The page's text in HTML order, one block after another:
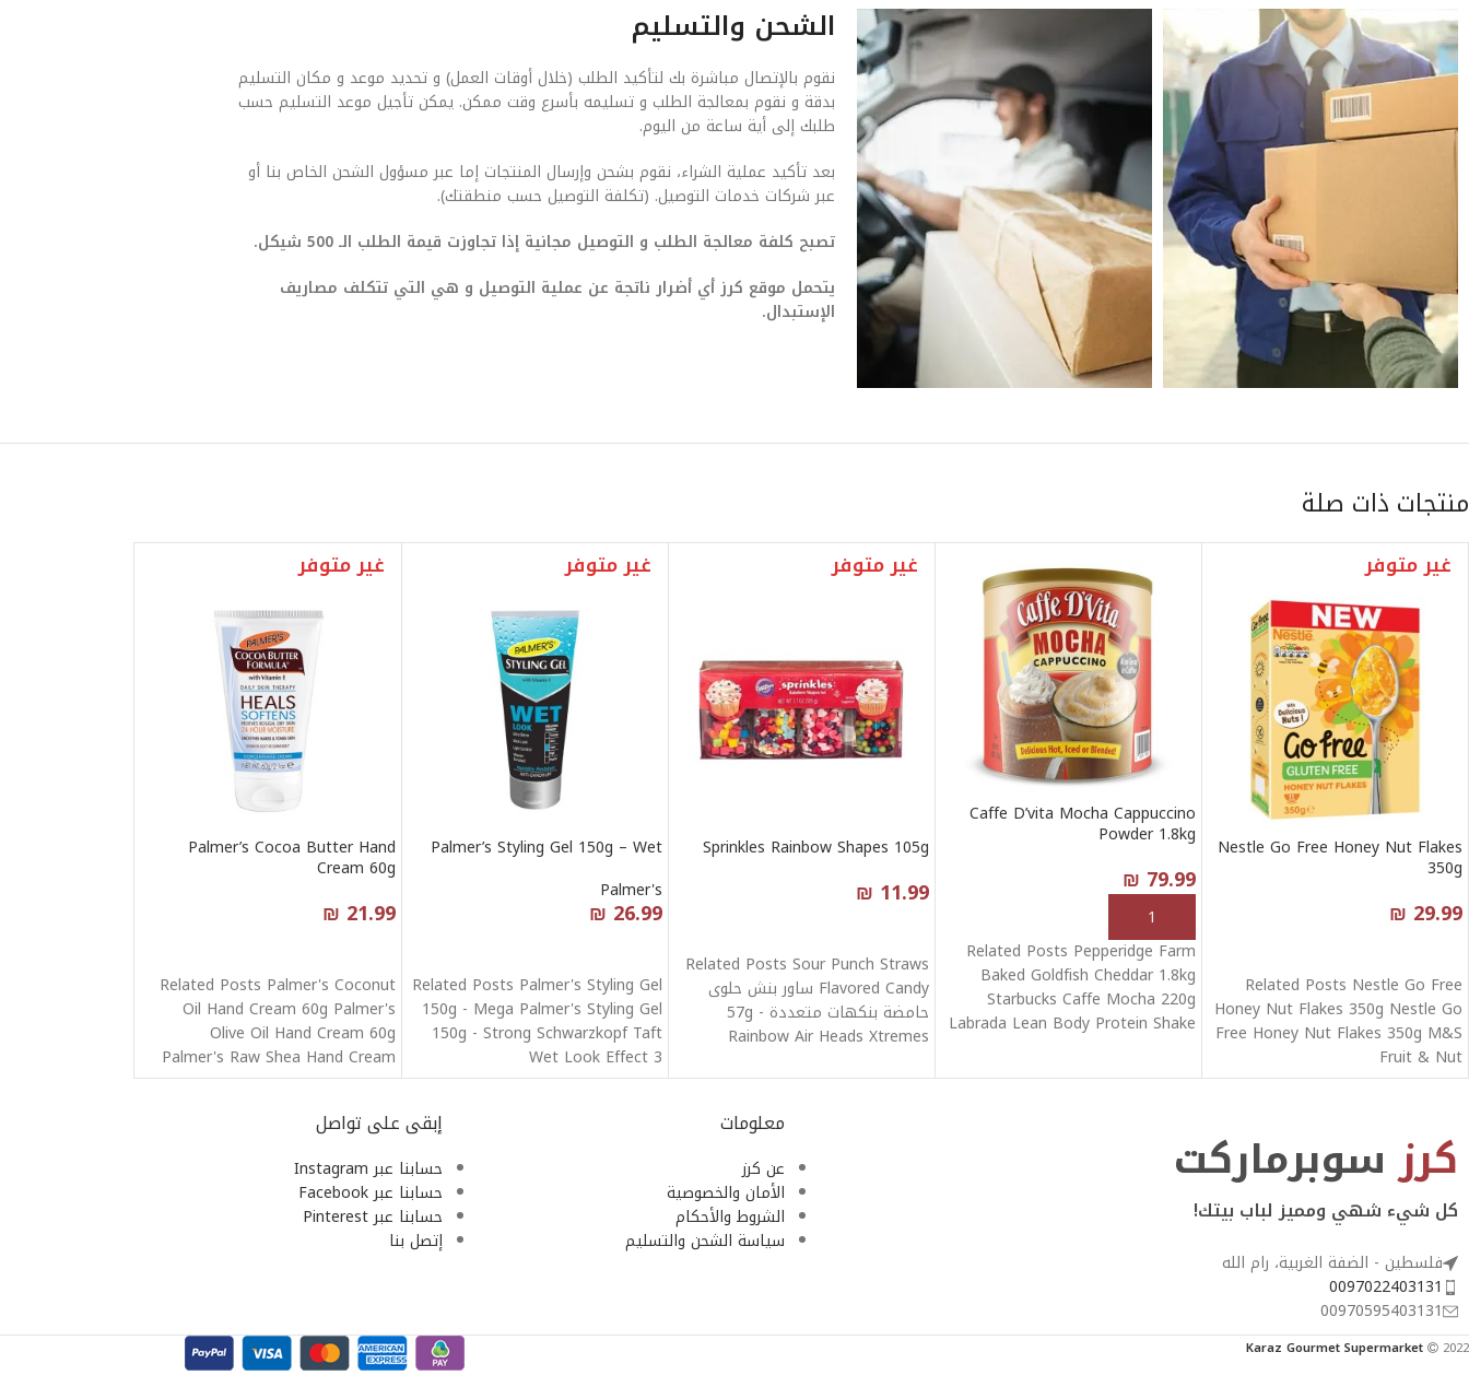
الشحن والتسليم
نقوم بالإتصال مباشرة بك لتأكيد الطلب (خلال أوقات العمل) و تحديد موعد و مكان التسليم
بدقة و نقوم بمعالجة الطلب و تسليمه بأسرع وقت ممكن. يمكن تأجيل موعد التسليم حسب
طلبك إلى أية ساعة من اليوم.
بعد تأكيد عملية الشراء، نقوم بشحن وإرسال المنتجات إما عبر مسؤول الشحن الخاص بنا أو
عبر شركات خدمات التوصيل. (تكلفة التوصيل حسب منطقتك).
تصبح كلفة معالجة الطلب و التوصيل مجانية إذا تجاوزت قيمة الطلب الـ 500 شيكل.
يتحمل موقع كرز أي أضرار ناتجة عن عملية التوصيل و هي التي تتكلف مصاريف
الإستبدال.
منتجات ذات صلة
غير متوفر
Nestle Go Free Honey Nut Flakes
350g
₪ 29.99
Related Posts Nestle Go Free
Honey Nut Flakes 350g Nestle Go
Free Honey Nut Flakes 350g M&S
Fruit & Nut
Caffe D’vita Mocha Cappuccino
Powder 1.8kg
₪ 79.99
إضافة إلى السلة
Related Posts Pepperidge Farm
Baked Goldfish Cheddar 1.8kg
Starbucks Caffe Mocha 220g
Labrada Lean Body Protein Shake
غير متوفر
Sprinkles Rainbow Shapes 105g
₪ 11.99
Related Posts Sour Punch Straws
Flavored Candy ساور بنش حلوى
حامضة بنكهات متعددة 57g -
Rainbow Air Heads Xtremes
غير متوفر
Palmer’s Styling Gel 150g – Wet
Palmer's
₪ 26.99
Related Posts Palmer's Styling Gel
150g - Mega Palmer's Styling Gel
150g - Strong Schwarzkopf Taft
Wet Look Effect 3
غير متوفر
Palmer’s Cocoa Butter Hand
Cream 60g
₪ 21.99
Related Posts Palmer's Coconut
Oil Hand Cream 60g Palmer's
Olive Oil Hand Cream 60g
Palmer's Raw Shea Hand Cream
60G
كرز سوبرماركت
كل شيء شهي ومميز لباب بيتك!
فلسطين - الضفة الغربية، رام الله
0097022403131
00970595403131
معلومات
عن كرز
الأمان والخصوصية
الشروط والأحكام
سياسة الشحن والتسليم
إبقى على تواصل
حسابنا عبر Instagram
حسابنا عبر Facebook
حسابنا عبر Pinterest
إتصل بنا
Karaz Gourmet Supermarket 2022